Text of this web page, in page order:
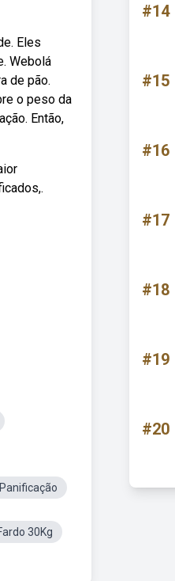
Eles
Webolá
de pão.
o peso da
Então,
30Kg
#14
#15
#16
#17
#18
#19
#20